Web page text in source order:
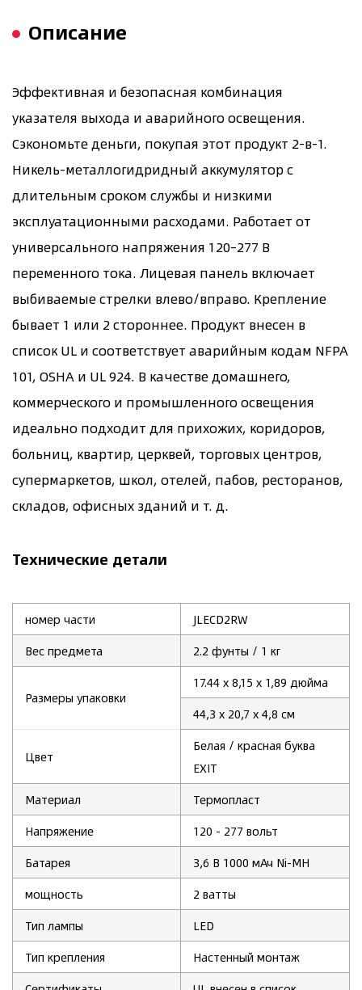
Описание
Эффективная и безопасная комбинация
указателя выхода и аварийного освещения.
Сэкономьте деньги, покупая этот продукт 2-в-1.
Никель-металлогидридный аккумулятор с
длительным сроком службы и низкими
эксплуатационными расходами. Работает от
универсального напряжения 120–277 В
переменного тока. Лицевая панель включает
выбиваемые стрелки влево/вправо. Крепление
бывает 1 или 2 стороннее. Продукт внесен в
список UL и соответствует аварийным кодам NFPA
101, OSHA и UL 924. В качестве домашнего,
коммерческого и промышленного освещения
идеально подходит для прихожих, коридоров,
больниц, квартир, церквей, торговых центров,
супермаркетов, школ, отелей, пабов, ресторанов,
складов, офисных зданий и т. д.
Технические детали
номер части
JLECD2RW
Вес предмета
2.2 фунты / 1 кг
Размеры упаковки
17.44х 8,15 х 1,89 дюйма
44,3 х 20,7 х 4,8 см
Цвет
‎Белая / красная буква
EXIT
Материал
Термопласт
Напряжение
120 - 277 вольт
Батарея
3,6 В 1000 мАч Ni-MH
мощность
2 ватты
Тип лампы
‎LED
Тип крепления
‎Настенный монтаж